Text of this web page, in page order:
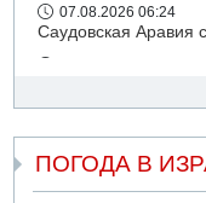
07.08.2026 06:24
Саудовская Аравия
Арестованы двое
электрической
06.08.2026 13:07
ПОГОДА В